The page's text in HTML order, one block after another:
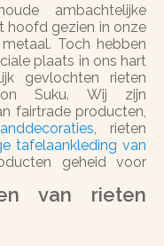
ambachtelijke
hoofd gezien in onze
Toch hebben
plaats in ons hart
gevlochten rieten
Suku. Wij zijn
fairtrade producten,
, rieten
tafelaankleding van
geheid voor
van rieten